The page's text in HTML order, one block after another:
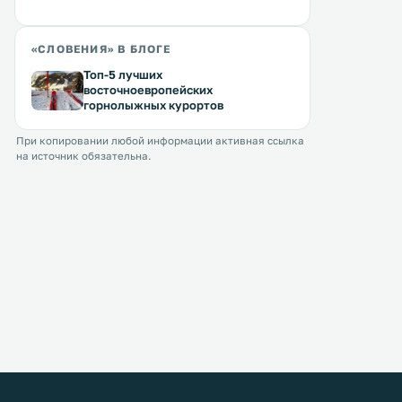
«СЛОВЕНИЯ» В БЛОГЕ
Топ-5 лучших
восточноевропейских
горнолыжных курортов
При копировании любой информации активная ссылка
на источник обязательна.